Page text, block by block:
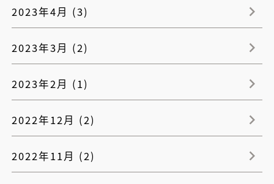
2023年4月 (3)
2023年3月 (2)
2023年2月 (1)
2022年12月 (2)
2022年11月 (2)